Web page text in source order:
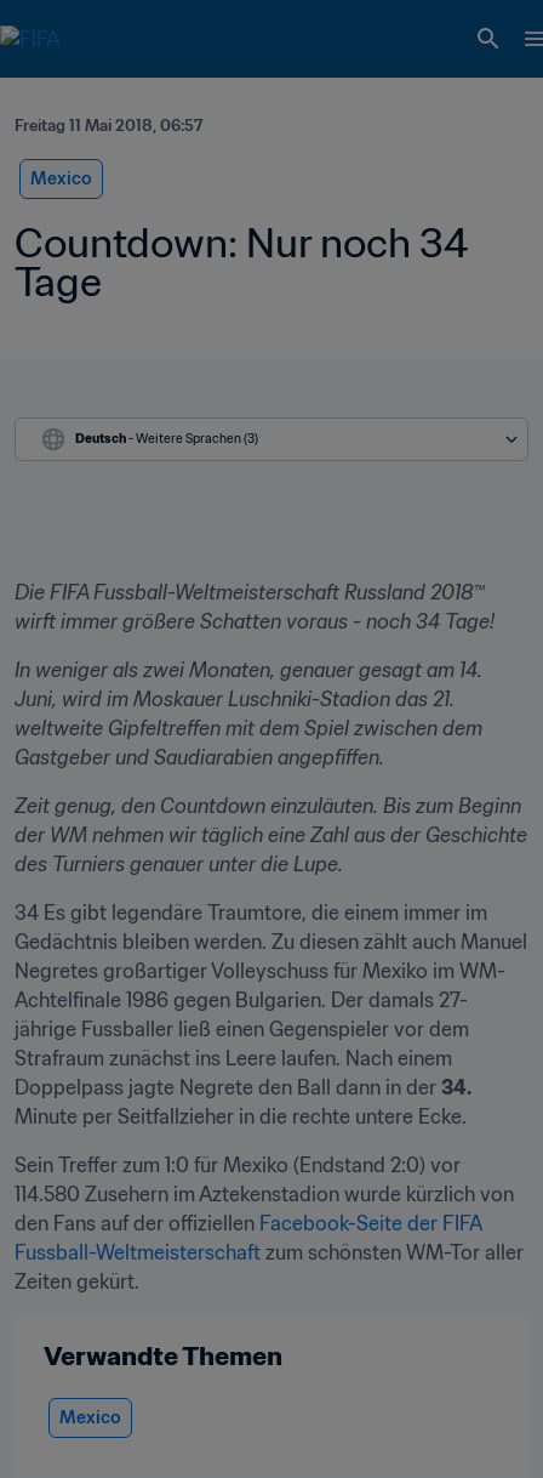
Freitag 11 Mai 2018, 06:57
Mexico
Countdown: Nur noch 34
Tage
Deutsch - Weitere Sprachen (3)
Die FIFA Fussball-Weltmeisterschaft Russland 2018™
wirft immer größere Schatten voraus - noch 34 Tage!
​​In weniger als zwei Monaten, genauer gesagt am 14.
Juni, wird im Moskauer Luschniki-Stadion das 21.
weltweite Gipfeltreffen mit dem Spiel zwischen dem
Gastgeber und Saudiarabien angepfiffen.
Zeit genug, den Countdown einzuläuten. Bis zum Beginn
der WM nehmen wir täglich eine Zahl aus der Geschichte
des Turniers genauer unter die Lupe.
34 Es gibt legendäre Traumtore, die einem immer im
Gedächtnis bleiben werden. Zu diesen zählt auch Manuel
Negretes großartiger Volleyschuss für Mexiko im WM-
Achtelfinale 1986 gegen Bulgarien. Der damals 27-
jährige Fussballer ließ einen Gegenspieler vor dem
Strafraum zunächst ins Leere laufen. Nach einem
Doppelpass jagte Negrete den Ball dann in der 34.
Minute per Seitfallzieher in die rechte untere Ecke.
Sein Treffer zum 1:0 für Mexiko (Endstand 2:0) vor
114.580 Zusehern im Aztekenstadion wurde kürzlich von
den Fans auf der offiziellen Facebook-Seite der FIFA
Fussball-Weltmeisterschaft zum schönsten WM-Tor aller
Zeiten gekürt.
Verwandte Themen
Mexico